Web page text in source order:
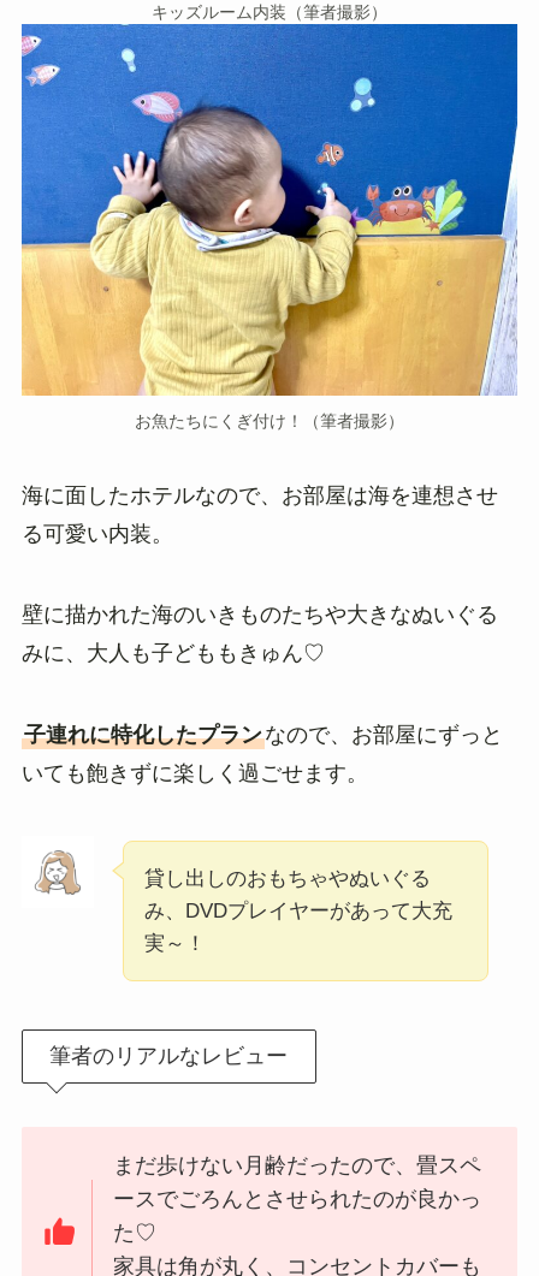
キッズルーム内装（筆者撮影）
お魚たちにくぎ付け！（筆者撮影）
海に面したホテルなので、お部屋は海を連想させ
る可愛い内装。
壁に描かれた海のいきものたちや大きなぬいぐる
みに、大人も子どももきゅん♡
子連れに特化したプランなので、お部屋にずっと
いても飽きずに楽しく過ごせます。
貸し出しのおもちゃやぬいぐる
み、DVDプレイヤーがあって大充
実～！
筆者のリアルなレビュー
まだ歩けない月齢だったので、畳スペ
ースでごろんとさせられたのが良かっ
た♡
家具は角が丸く、コンセントカバーも